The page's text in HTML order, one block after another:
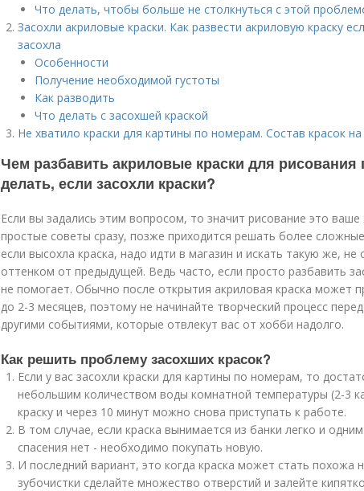
Что делать, чтобы больше не столкнуться с этой
Засохли акриловые краски. Как развести акриловую краску
засохла
Особенности
Получение необходимой густоты
Как разводить
Что делать с засохшей краской
Не хватило краски для картины по номерам. Состав красок
Чем разбавить акриловые краски для
делать, если засохли краски?
Если вы задались этим вопросом, то значит рисование это
простые советы сразу, позже приходится решать более
если высохла краска, надо идти в магазин и искать такую же,
оттенком от предыдущей. Ведь часто, если просто разбавить
не помогает. Обычно после открытия акриловая краска может
до 2-3 месяцев, поэтому не начинайте творческий процесс
другими событиями, которые отвлекут вас от хобби надолго.
Как решить проблему засохших красок?
Если у вас засохли краски для картины по номерам, то
небольшим количеством воды комнатной температуры (2-3
краску и через 10 минут можно снова приступать к работе.
В том случае, если краска вынимается из банки легко и
спасения нет - необходимо покупать новую.
И последний вариант, это когда краска может стать похожа
зубочистки сделайте множество отверстий и залейте